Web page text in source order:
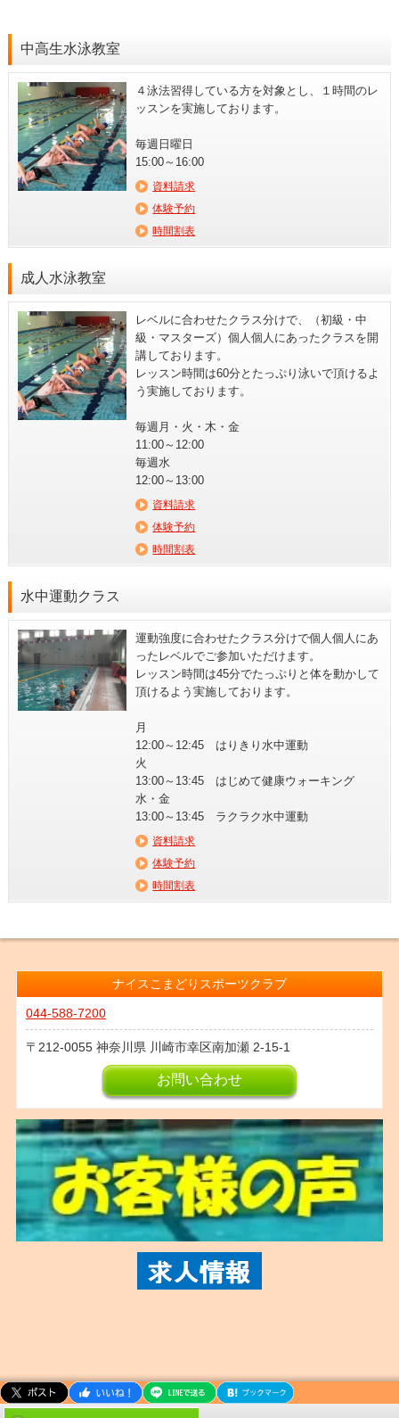
中高生水泳教室
４泳法習得している方を対象とし、１時間のレ
ッスンを実施しております。
毎週日曜日
15:00～16:00
資料請求
体験予約
時間割表
成人水泳教室
レベルに合わせたクラス分けで、（初級・中
級・マスターズ）個人個人にあったクラスを開
講しております。
レッスン時間は60分とたっぷり泳いで頂けるよ
う実施しております。
毎週月・火・木・金
11:00～12:00
毎週水
12:00～13:00
資料請求
体験予約
時間割表
水中運動クラス
運動強度に合わせたクラス分けで個人個人にあ
ったレベルでご参加いただけます。
レッスン時間は45分でたっぷりと体を動かして
頂けるよう実施しております。
月
12:00～12:45 はりきり水中運動
火
13:00～13:45 はじめて健康ウォーキング
水・金
13:00～13:45 ラクラク水中運動
資料請求
体験予約
時間割表
ナイスこまどりスポーツクラブ
044-588-7200
212-0055 神奈川県 川崎市幸区南加瀬 2-15-1
お問い合わせ